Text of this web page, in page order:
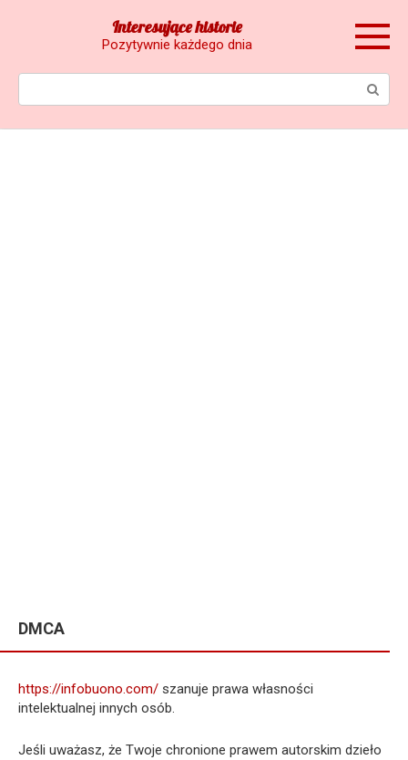
Interesujące historie
Pozytywnie każdego dnia
DMCA
https://infobuono.com/ szanuje prawa własności
intelektualnej innych osób.
Jeśli uważasz, że Twoje chronione prawem autorskim dzieło